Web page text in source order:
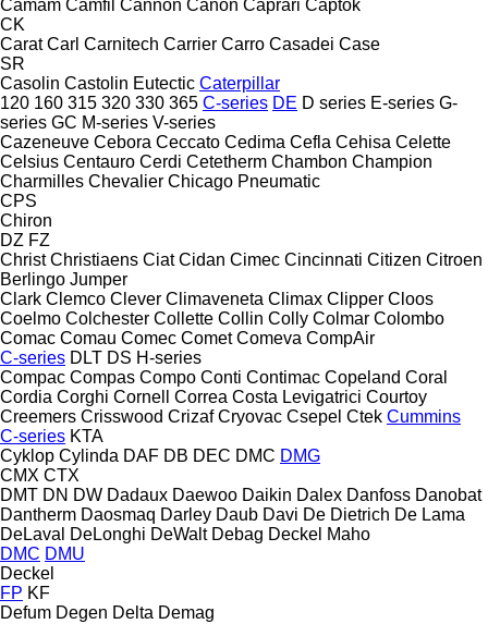
Camam Camfil Cannon Canon Caprari Captok
CK
Carat Carl Carnitech Carrier Carro Casadei Case
SR
Casolin Castolin Eutectic Caterpillar
120 160 315 320 330 365 C-series DE D series E-series G-
series GC M-series V-series
Cazeneuve Cebora Ceccato Cedima Cefla Cehisa Celette
Celsius Centauro Cerdi Cetetherm Chambon Champion
Charmilles Chevalier Chicago Pneumatic
CPS
Chiron
DZ FZ
Christ Christiaens Ciat Cidan Cimec Cincinnati Citizen Citroen
Berlingo Jumper
Clark Clemco Clever Climaveneta Climax Clipper Cloos
Coelmo Colchester Collette Collin Colly Colmar Colombo
Comac Comau Comec Comet Comeva CompAir
C-series DLT DS H-series
Compac Compas Compo Conti Contimac Copeland Coral
Cordia Corghi Cornell Correa Costa Levigatrici Courtoy
Creemers Crisswood Crizaf Cryovac Csepel Ctek Cummins
C-series KTA
Cyklop Cylinda DAF DB DEC DMC DMG
CMX CTX
DMT DN DW Dadaux Daewoo Daikin Dalex Danfoss Danobat
Dantherm Daosmaq Darley Daub Davi De Dietrich De Lama
DeLaval
DeLonghi DeWalt Debag Deckel Maho
DMC DMU
Deckel
FP KF
Defum Degen Delta Demag